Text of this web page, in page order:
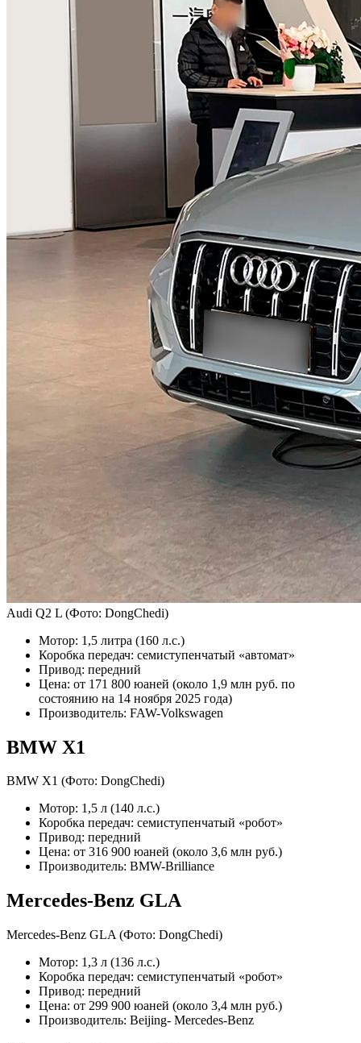
Audi Q2 L (Фото: DongChedi)
Мотор: 1,5 литра (160 л.с.)
Коробка передач: семиступенчатый «автомат»
Привод: передний
Цена: от 171 800 юаней (около 1,9 млн руб. по
состоянию на 14 ноября 2025 года)
Производитель: FAW-Volkswagen
BMW X1
BMW X1 (Фото: DongChedi)
Мотор: 1,5 л (140 л.с.)
Коробка передач: семиступенчатый «робот»
Привод: передний
Цена: от 316 900 юаней (около 3,6 млн руб.)
Производитель: BMW-Brilliance
Mercedes-Benz GLA
Mercedes-Benz GLA (Фото: DongChedi)
Мотор: 1,3 л (136 л.с.)
Коробка передач: семиступенчатый «робот»
Привод: передний
Цена: от 299 900 юаней (около 3,4 млн руб.)
Производитель: Beijing- Mercedes-Benz